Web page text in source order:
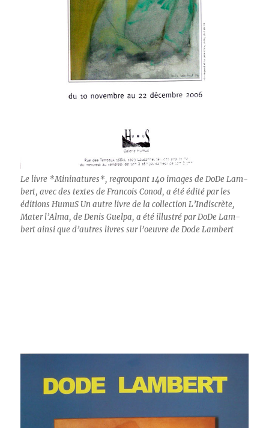
Le livre *Min­i­na­tures*, regroupant 140 images de DoDe Lam­
bert, avec des textes de Fran­cois Con­od, a été édité par les
édi­tions HumuS Un autre livre de la col­lec­tion L’Indis­crète,
Mater l’Al­ma, de Denis Guel­pa, a été illus­tré par DoDe Lam­
bert ain­si que d’autres livres sur l’oeu­vre de Dode Lambert